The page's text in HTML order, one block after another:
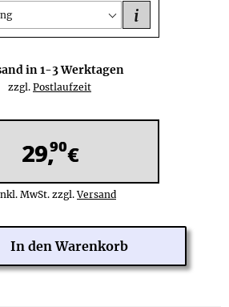
i
in1-3Werktagen
zzgl. Postlaufzeit
29,90€
MwSt. zzgl.Versand